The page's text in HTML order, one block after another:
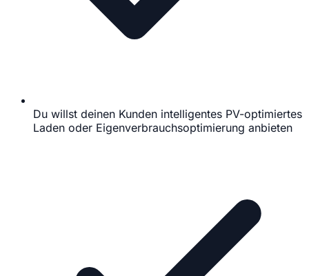
Du willst deinen Kunden intelligentes PV-optimiertes
Laden oder Eigenverbrauchsoptimierung anbieten